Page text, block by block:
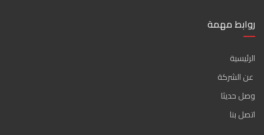
روابط مهمة
الرئيسية
عن الشركة
وصل حديثا
اتصل بنا